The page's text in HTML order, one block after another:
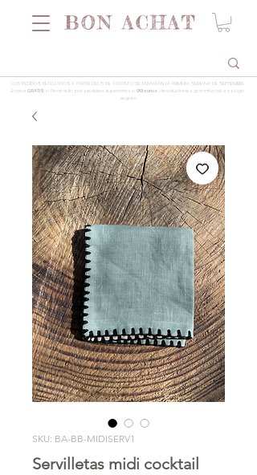
LOS PEDIDOS REALIZADOS A PARTIR DEL 5 DE AGOSTO SE ENVIARÁN LA PRIMERA SEMANA DE SEPTIEMBRE
Envios GRATIS a Península por pedidos superiores a 99 euros , devoluciones garantizadas y pago
seguro
SKU: BA-BB-MIDISERV1
Servilletas midi cocktail